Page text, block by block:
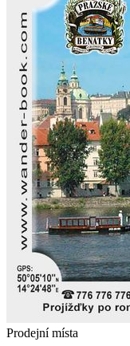
Prodejní místa